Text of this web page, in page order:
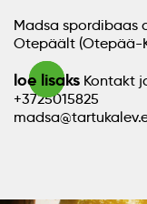
Madsa spordibaas
Otepäält (Otepää-
loe lisaks Kontakt
+3725015825